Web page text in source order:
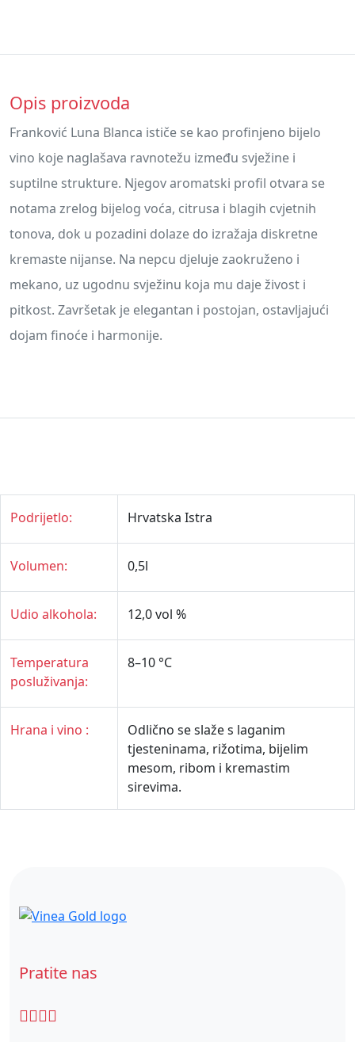
Opis proizvoda
Franković Luna Blanca ističe se kao profinjeno bijelo
vino koje naglašava ravnotežu između svježine i
suptilne strukture. Njegov aromatski profil otvara se
notama zrelog bijelog voća, citrusa i blagih cvjetnih
tonova, dok u pozadini dolaze do izražaja diskretne
kremaste nijanse. Na nepcu djeluje zaokruženo i
mekano, uz ugodnu svježinu koja mu daje živost i
pitkost. Završetak je elegantan i postojan, ostavljajući
dojam finoće i harmonije.
Podrijetlo: Hrvatska Istra
Volumen: 0,5l
Udio alkohola: 12,0 vol %
Temperatura
posluživanja:
8–10 °C
Hrana i vino :
Odlično se slaže s laganim
tjesteninama, rižotima, bijelim
mesom, ribom i kremastim
sirevima.
Pratite nas